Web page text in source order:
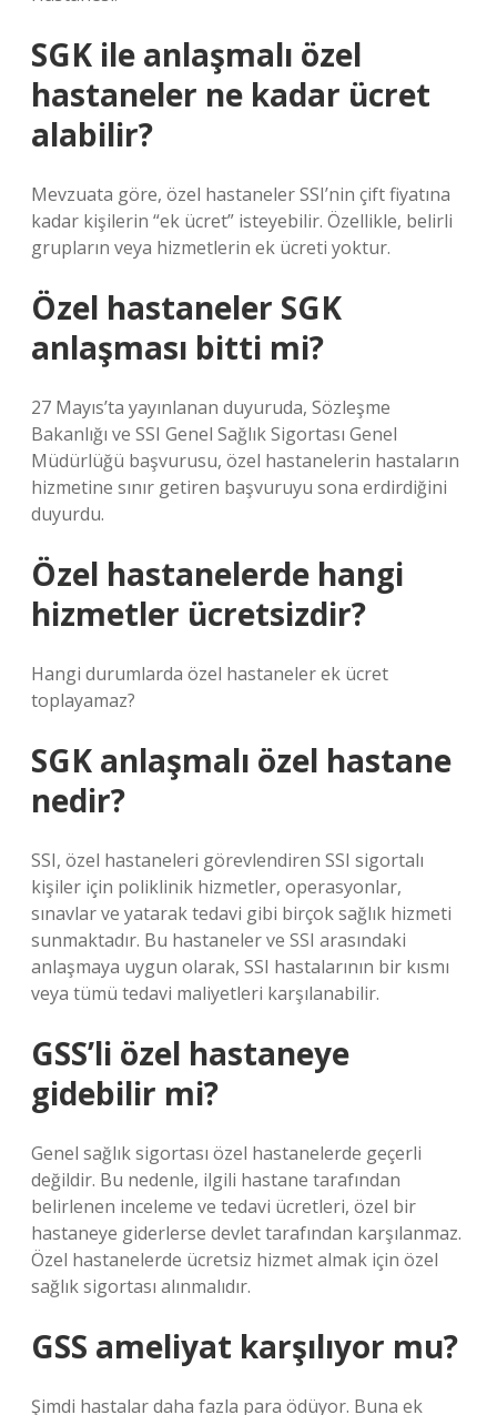
SGK ile anlaşmalı özel
hastaneler ne kadar ücret
alabilir?
Mevzuata göre, özel hastaneler SSI’nin çift fiyatına
kadar kişilerin “ek ücret” isteyebilir. Özellikle, belirli
grupların veya hizmetlerin ek ücreti yoktur.
Özel hastaneler SGK
anlaşması bitti mi?
27 Mayıs’ta yayınlanan duyuruda, Sözleşme
Bakanlığı ve SSI Genel Sağlık Sigortası Genel
Müdürlüğü başvurusu, özel hastanelerin hastaların
hizmetine sınır getiren başvuruyu sona erdirdiğini
duyurdu.
Özel hastanelerde hangi
hizmetler ücretsizdir?
Hangi durumlarda özel hastaneler ek ücret
toplayamaz?
SGK anlaşmalı özel hastane
nedir?
SSI, özel hastaneleri görevlendiren SSI sigortalı
kişiler için poliklinik hizmetler, operasyonlar,
sınavlar ve yatarak tedavi gibi birçok sağlık hizmeti
sunmaktadır. Bu hastaneler ve SSI arasındaki
anlaşmaya uygun olarak, SSI hastalarının bir kısmı
veya tümü tedavi maliyetleri karşılanabilir.
GSS’li özel hastaneye
gidebilir mi?
Genel sağlık sigortası özel hastanelerde geçerli
değildir. Bu nedenle, ilgili hastane tarafından
belirlenen inceleme ve tedavi ücretleri, özel bir
hastaneye giderlerse devlet tarafından karşılanmaz.
Özel hastanelerde ücretsiz hizmet almak için özel
sağlık sigortası alınmalıdır.
GSS ameliyat karşılıyor mu?
Şimdi hastalar daha fazla para ödüyor. Buna ek